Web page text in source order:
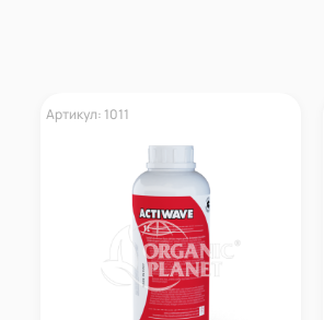
Артикул: 1011